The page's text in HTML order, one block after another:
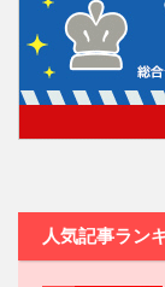
人気記事ラン